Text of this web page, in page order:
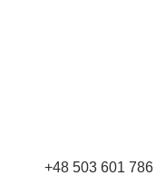
+48 503 601 786